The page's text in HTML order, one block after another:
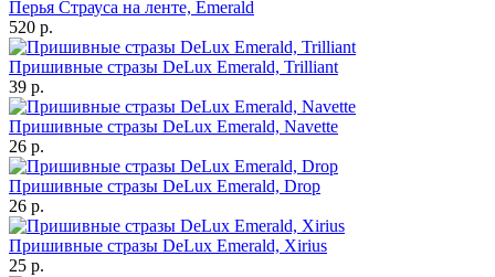
Перья Страуса на ленте, Emerald
520 р.
Пришивные стразы DeLux Emerald, Trilliant
39 р.
Пришивные стразы DeLux Emerald, Navette
26 р.
Пришивные стразы DeLux Emerald, Drop
26 р.
Пришивные стразы DeLux Emerald, Xirius
25 р.